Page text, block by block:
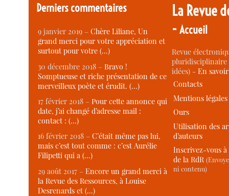
Derniers commentaires
9 janvier 2019 –Chère Liliane, Un
grand merci pour votre appréciation et
surtout pour votre (…)
30 décembre 2018 –Bravo !
Somptueuse et riche présentation de ce
merveilleux poète et érudit. (…)
17 février 2018 –Pour cette annonce qui
date, j’ai changé d’adresse mail :
contact : (…)
16 février 2018 –C’était même pas lui,
mais c’est tout comme : c’est Aurélie
Filipetti qui a (…)
29 août 2017 –Encore un grand merci à
la Revue des Ressources, à Louise
Desrenards et (…)
La Revue
-Accueil
Revue
idées) -En
Contacts
Mentions légales
Ours
Utilisation des
d’auteurs
Inscrivez-vous
de la RdR
ni contenu)